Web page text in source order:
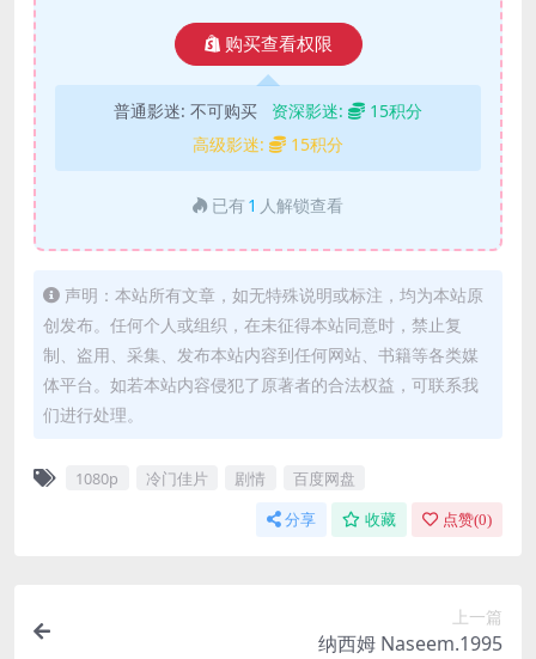
购买查看权限
普通影迷: 不可购买 资深影迷:
15积分
高级影迷:
15积分
已有 1 人解锁查看
声明：本站所有文章，如无特殊说明或标注，均为本站原
创发布。任何个人或组织，在未征得本站同意时，禁止复
制、盗用、采集、发布本站内容到任何网站、书籍等各类媒
体平台。如若本站内容侵犯了原著者的合法权益，可联系我
们进行处理。
1080p 冷门佳片 剧情 百度网盘
分享 收藏 点赞(0)
上一篇
纳西姆 Naseem.1995